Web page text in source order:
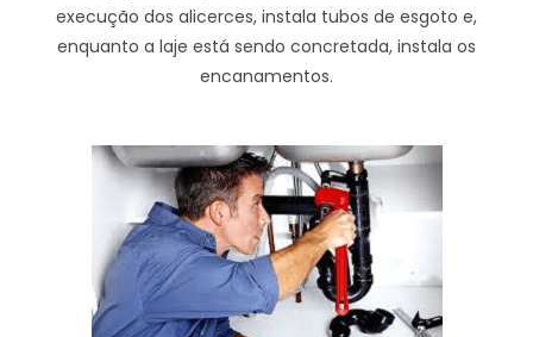
execução dos alicerces, instala tubos de esgoto e,
enquanto a laje está sendo concretada, instala os
encanamentos.